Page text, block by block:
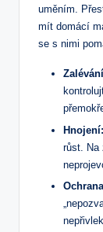
uměním.
mít domácí
se s nimi
Hnojení:
růst. Na